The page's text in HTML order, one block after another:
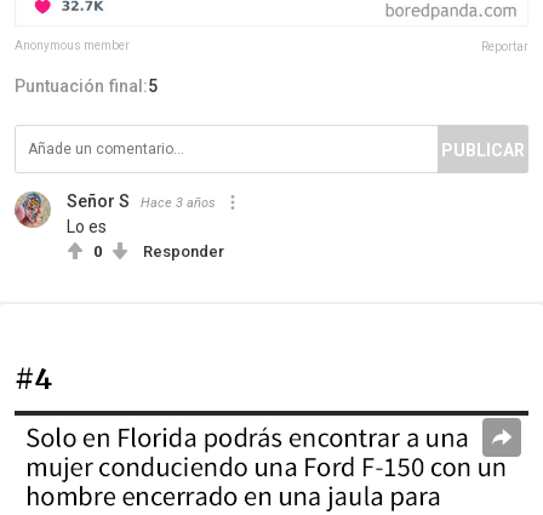
Anonymous member Reportar
Puntuación final:5
PUBLICAR
Señor S Hace 3 años
Lo es
0 Responder
#4